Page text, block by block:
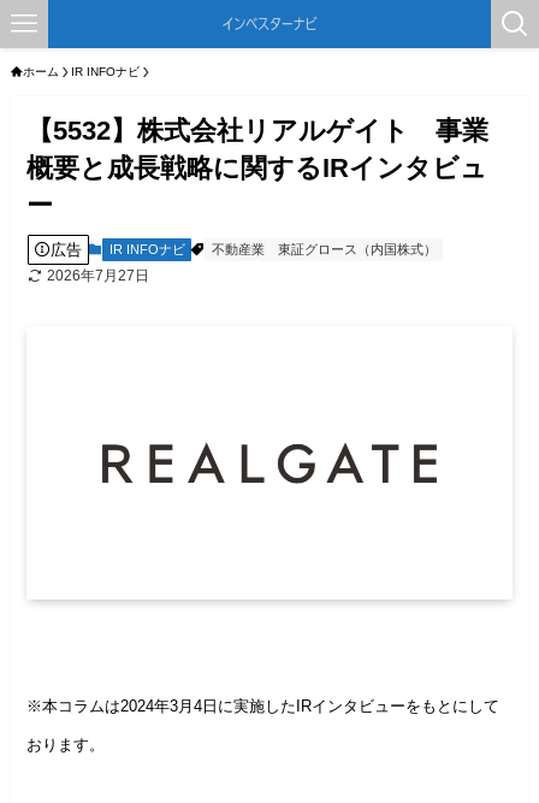
ホーム IR INFOナビ
【5532】株式会社リアルゲイト 事業
概要と成長戦略に関するIRインタビュ
ー
広告 IR INFOナビ 不動産業 東証グロース（内国株式）
2026年7月27日
※本コラムは2024年3月4日に実施したIRインタビューをもとにして
おります。